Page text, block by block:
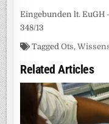
Eingebunden lt. EuGH
348/13
TaggedOts,
Related Articles